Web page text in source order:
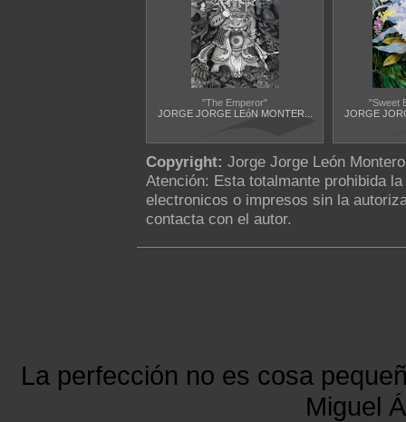
"The Emperor"
JORGE JORGE LEóN MONTER...
"Sweet
JORGE
Copyright: Jorge Jorge León
Atención: Esta totalmante prohibida
electronicos o impresos sin la
contacta con el autor.
La perfección no es cosa
Miguel